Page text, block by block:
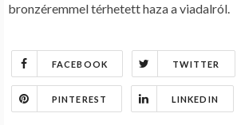
bronzéremmel térhetett haza a viadalról.
FACEBOOK TWITTER
PINTEREST LINKEDIN